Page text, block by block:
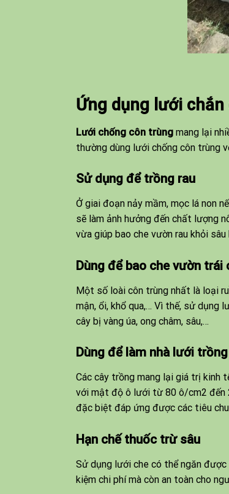
Ứng dụng lưới
Lưới chống côn trùngmang lại
thường dùng lưới chống côn trùng
Sử dụng để trồng rau
Ở giai đoạn nảy mầm, mọc lá non
sẽ làm ảnh hưởng đến chất lượng
vừa giúp bao che vườn rau khỏi
Dùng để bao che vườn trái
Một số loài côn trùng nhất là loại
mận, ổi, khổ qua,… Vì thế, sử dụng
cây bị vàng úa, ong châm, sâu,…
Dùng để làm nhà lưới
Các cây trồng mang lại giá trị kinh
với mật độ ô lưới từ 80 ô/cm2 đến
đặc biệt đáp ứng được các tiêu
Hạn chế thuốc trừ sâu
Sử dụng lưới che có thể ngăn
kiệm chi phí mà còn an toàn cho